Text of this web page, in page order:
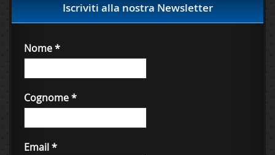
Iscriviti alla nostra Newsletter
Nome*
Cognome*
Email*